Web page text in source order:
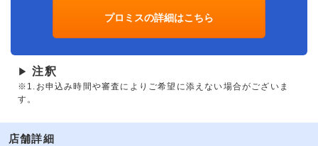
プロミスの詳細はこちら
▶ 注釈
※1.お申込み時間や審査によりご希望に添えない場合がございま
す。
店舗詳細